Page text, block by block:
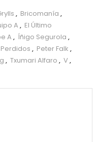
, Bricomanía ,
A , El Último
A , Íñigo Segurola ,
Perdidos , Peter Falk ,
, Txumari Alfaro , V,